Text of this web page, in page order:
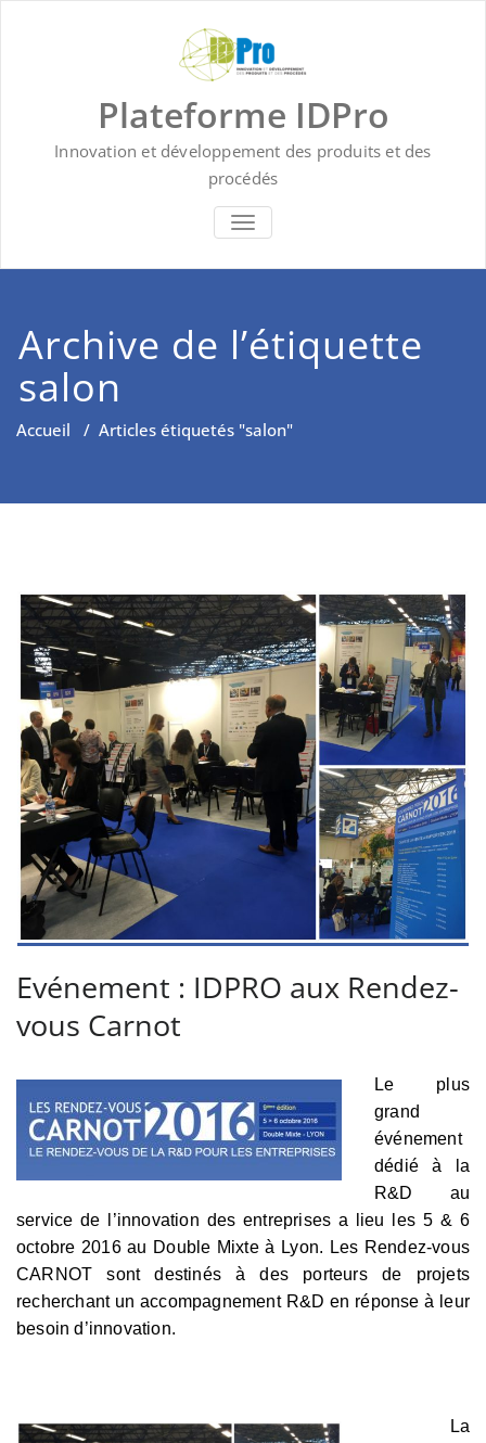
Plateforme IDPro
Innovation et développement des produits et des
procédés
BASCULER LA NAVIGATION
Archive de l’étiquette
salon
Accueil / Articles étiquetés "salon"
Evénement : IDPRO aux Rendez-
vous Carnot
Le plus
grand
événement
dédié à la
R&D au
service de l’innovation des entreprises a lieu les 5 & 6
octobre 2016 au Double Mixte à Lyon. Les Rendez-vous
CARNOT sont destinés à des porteurs de projets
recherchant un accompagnement R&D en réponse à leur
besoin d’innovation.
La